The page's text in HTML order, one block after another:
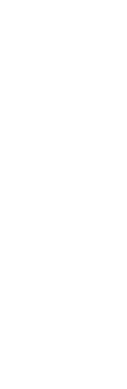
Какие
Как
Как задать
Как
Как